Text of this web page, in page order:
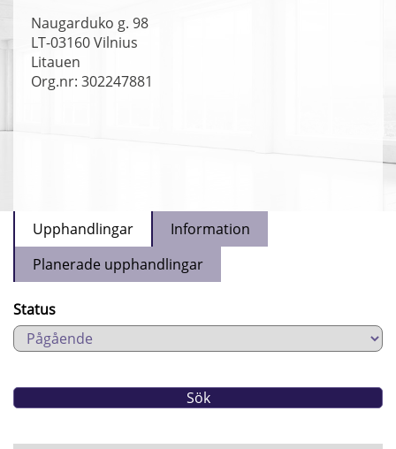
Naugarduko g. 98
LT-03160Vilnius
Litauen
Org.nr: 302247881
Upphandlingar
Information
Planerade upphandlingar
Status